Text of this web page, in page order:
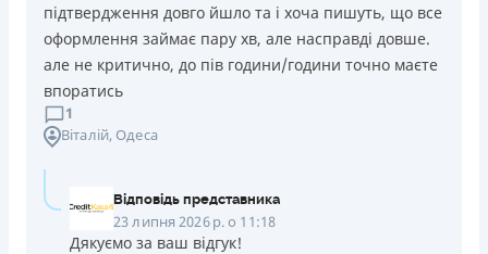
підтвердження довго йшло та і хоча пишуть, що все
оформлення займає пару хв, але насправді довше.
але не критично, до пів години/години точно маєте
впоратись
1
Віталій, Одеса
Відповідь представника
23 липня 2026 р. о 11:18
Дякуємо за ваш відгук!